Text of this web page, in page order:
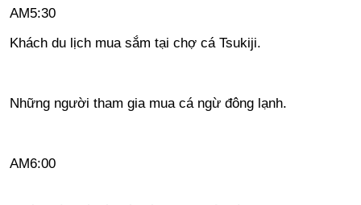
AM5:30
Khách du lịch mua sắm tại chợ cá Tsukiji.
Những người tham gia mua cá ngừ đông lạnh.
AM6:00